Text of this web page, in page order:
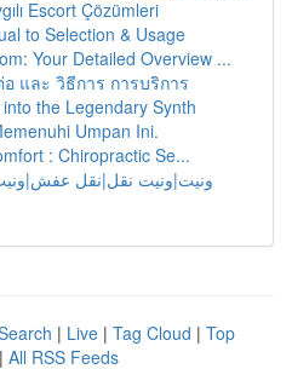
Escort Çözümleri
to Selection & Usage
Your Detailed Overview ...
และ วิธีการ การบริการ
the Legendary Synth
Umpan Ini.
: Chiropractic Se...
ونيت|ونيت نقل|نقل
| Live | Tag Cloud | Top
| All RSS Feeds